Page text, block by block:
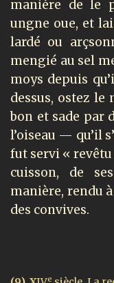
manière de le
ungne oue, et
lardé ou
mengié au sel
moys depuis
dessus, ostez le
bon et sade par
l’oiseau — qu’il
fut servi « revêtu
cuisson, de
manière, rendu
des convives.
e